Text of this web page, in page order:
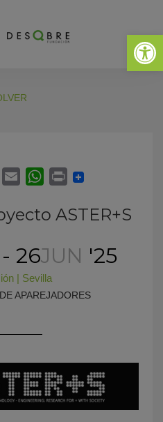
Abrir
ASTER+S
26JUN '25
| Sevilla
APAREJADORES